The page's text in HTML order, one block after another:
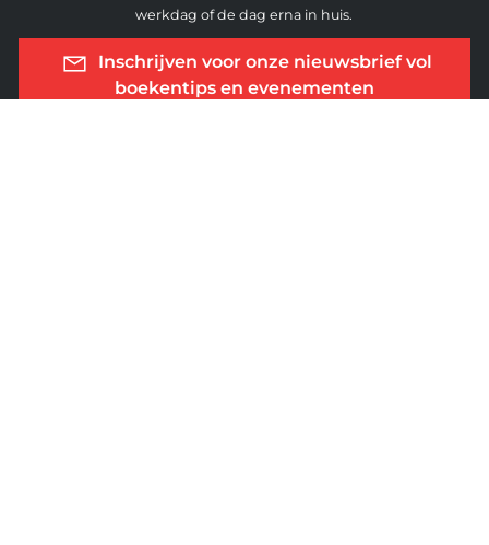
werkdag of de dag erna in huis.
Inschrijven voor onze nieuwsbrief vol
boekentips en evenementen